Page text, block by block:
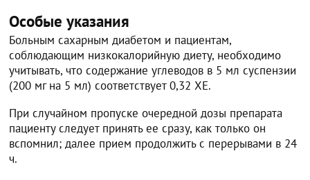
Особые указания
Больным сахарным диабетом и пациентам,
соблюдающим низкокалорийную диету, необходимо
учитывать, что содержание углеводов в 5 мл суспензии
(200 мг на 5 мл) соответствует 0,32 ХЕ.
При случайном пропуске очередной дозы препарата
пациенту следует принять ее сразу, как только он
вспомнил; далее прием продолжить с перерывами в 24
ч.